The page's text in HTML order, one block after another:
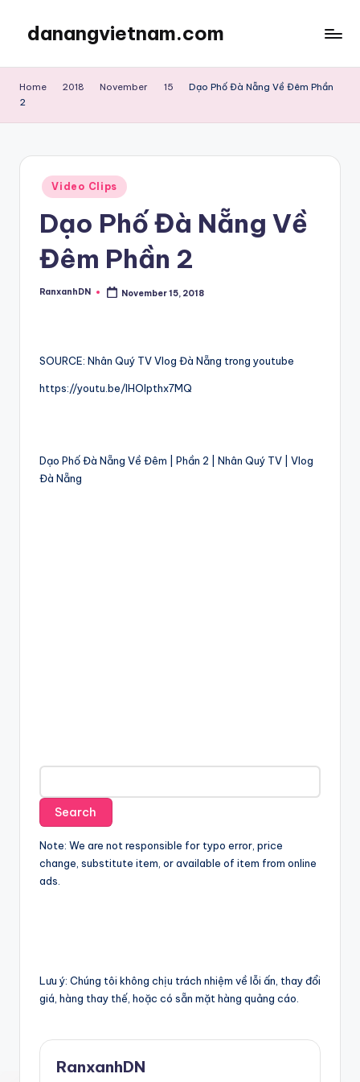
content
danangvietnam.com
My
Home 2018 November 15
Dạo Phố Đà Nẵng Về Đêm Phần
2
Posted
in
Video Clips
Dạo Phố Đà Nẵng Về
Đêm Phần 2
Posted
RanxanhDN November 15, 2018
SOURCE: Nhân Quý TV Vlog Đà Nẵng trong youtube
https://youtu.be/IHOlpthx7MQ
Dạo Phố Đà Nẵng Về Đêm | Phần 2 | Nhân Quý TV | Vlog
Đà Nẵng
Note: We are not responsible for typo error, price
change, substitute item, or available of item from online
ads.
Lưu ý: Chúng tôi không chịu trách nhiệm về lỗi ấn, thay đổi
giá, hàng thay thế, hoặc có sẵn mặt hàng quảng cáo.
RanxanhDN